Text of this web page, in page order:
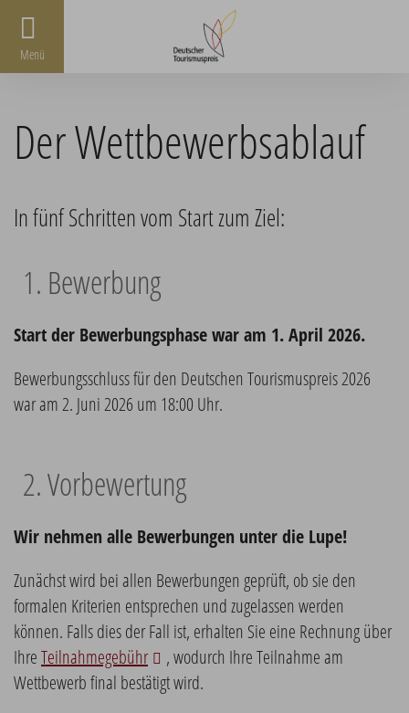
Menü
Der Wettbewerbsablauf
In fünf Schritten vom Start zum Ziel:
1. Bewerbung
Start der Bewerbungsphase war am 1. April 2026.
Bewerbungsschluss für den Deutschen Tourismuspreis 2026
war am 2. Juni 2026 um 18:00 Uhr.
2. Vorbewertung
Wir nehmen alle Bewerbungen unter die Lupe!
Zunächst wird bei allen Bewerbungen geprüft, ob sie den
formalen Kriterien entsprechen und zugelassen werden
können. Falls dies der Fall ist, erhalten Sie eine Rechnung über
IhreTeilnahmegebühr
, wodurch Ihre Teilnahme am
Wettbewerb final bestätigt wird.